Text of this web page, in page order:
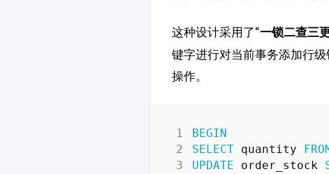
这种设计采用了“一锁二查三
键字进行对当前事务添加行
操作。
BEGIN
SELECT quantity
UPDATE
order_stock